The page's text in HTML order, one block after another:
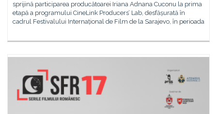
sprijină participarea producătoarei Iriana Adnana Cuconu la prima
etapă a programului CineLink Producers’ Lab, desfășurată în
cadrul Festivalului Internațional de Film de la Sarajevo, în perioada